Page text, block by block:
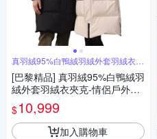
真羽絨95%白鴨絨羽絨外套羽絨衣夾
克
[巴黎精品] 真羽絨95%白鴨絨羽
絨外套羽絨衣夾克-情侶戶外極
寒長版保暖男女外套2色a1is11
1
$10,999
加入購物車